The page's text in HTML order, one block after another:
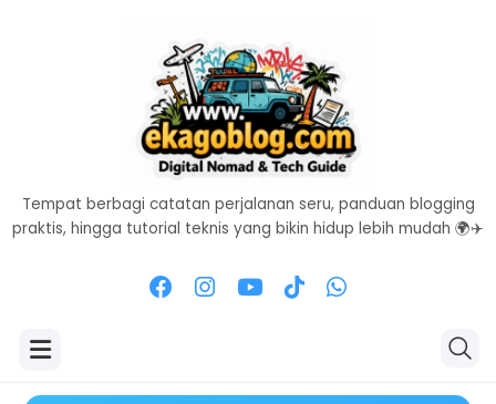
Tempat berbagi catatan perjalanan seru, panduan blogging
praktis, hingga tutorial teknis yang bikin hidup lebih mudah 🌍✈️